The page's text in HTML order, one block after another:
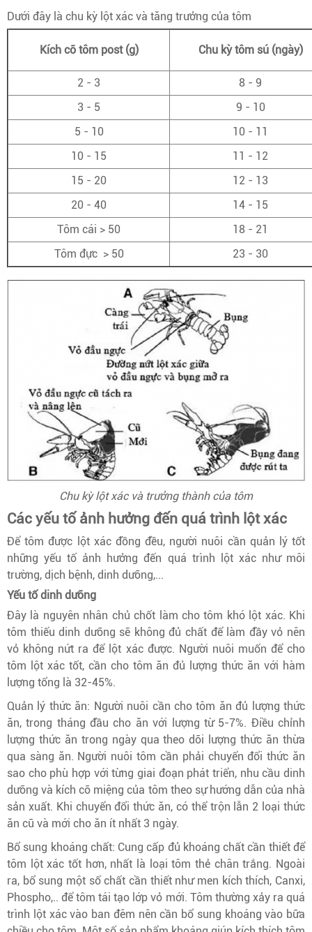
Dưới đây là chu kỳ lột xác và tăng trưởng của tôm
Kích cỡ tôm post (g) Chu kỳ tôm sú (ngày)
2 - 3
8 - 9
3 - 5
9 - 10
5 - 10
10 - 11
10 - 15
11 - 12
15 - 20
12 - 13
20 - 40
14 - 15
Tôm cái > 50
18 - 21
Tôm đực > 50
23 - 30
Chu kỳ lột xác và trưởng thành của tôm
Các yếu tố ảnh hưởng đến quá trình lột xác
Để tôm được lột xác đồng đều, người nuôi cần quản lý tốt
những yếu tố ảnh hưởng đến quá trình lột xác như môi
trường, dịch bệnh, dinh dưỡng,...
Yếu tố dinh dưỡng
Đây là nguyên nhân chủ chốt làm cho tôm khó lột xác. Khi
tôm thiếu dinh dưỡng sẽ không đủ chất để làm đầy vỏ nên
vỏ không nứt ra để lột xác được. Người nuôi muốn để cho
tôm lột xác tốt, cần cho tôm ăn đủ lượng thức ăn với hàm
lượng tổng là 32-45%.
Quản lý thức ăn: Người nuôi cần cho tôm ăn đủ lượng thức
ăn, trong tháng đầu cho ăn với lượng từ 5-7%. Điều chỉnh
lượng thức ăn trong ngày qua theo dõi lượng thức ăn thừa
qua sàng ăn. Người nuôi tôm cần phải chuyển đổi thức ăn
sao cho phù hợp với từng giai đoạn phát triển, nhu cầu dinh
dưỡng và kích cỡ miệng của tôm theo sự hướng dẫn của nhà
sản xuất. Khi chuyển đổi thức ăn, có thể trộn lẫn 2 loại thức
ăn cũ và mới cho ăn ít nhất 3 ngày.
Bổ sung khoáng chất: Cung cấp đủ khoáng chất cần thiết để
tôm lột xác tốt hơn, nhất là loại tôm thẻ chân trắng. Ngoài
ra, bổ sung một số chất cần thiết như men kích thích, Canxi,
Phospho,.. để tôm tái tạo lớp vỏ mới. Tôm thường xảy ra quá
trình lột xác vào ban đêm nên cần bổ sung khoáng vào bữa